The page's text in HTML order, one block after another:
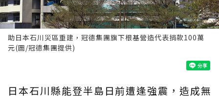
助日本石川災區重建，冠德集團旗下根基營造代表捐款100萬
元(圖/冠德集團提供)
日本石川縣能登半島日前遭逢強震，造成無